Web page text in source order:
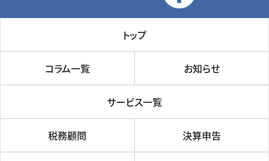
トップ
コラム一覧 お知らせ
サービス一覧
税務顧問 決算申告